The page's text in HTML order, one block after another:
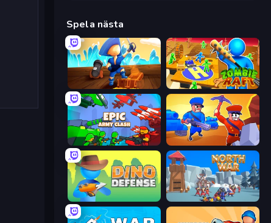
Spela nästa
Captains Idle Zombie Raft
Epic Army Clash Craft and Battle
Dino Defense North War